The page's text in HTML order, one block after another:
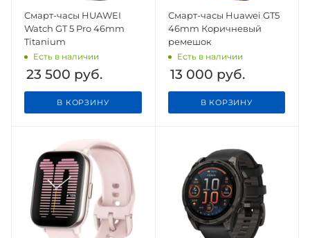
Смарт-часы HUAWEI
Watch GT 5 Pro 46mm
Titanium
Есть в наличии
23 500 руб.
В КОРЗИНУ
Смарт-часы Huawei GT5
46mm Коричневый
ремешок
Есть в наличии
13 000 руб.
В КОРЗИНУ